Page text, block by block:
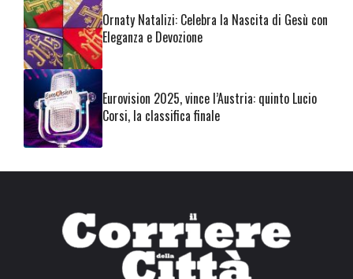
Ornaty Natalizi: Celebra la Nascita di Gesù con
Eleganza e Devozione
Eurovision 2025, vince l’Austria: quinto Lucio
Corsi, la classifica finale